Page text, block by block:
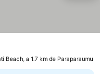
Beach, a 1.7 km de Paraparaumu